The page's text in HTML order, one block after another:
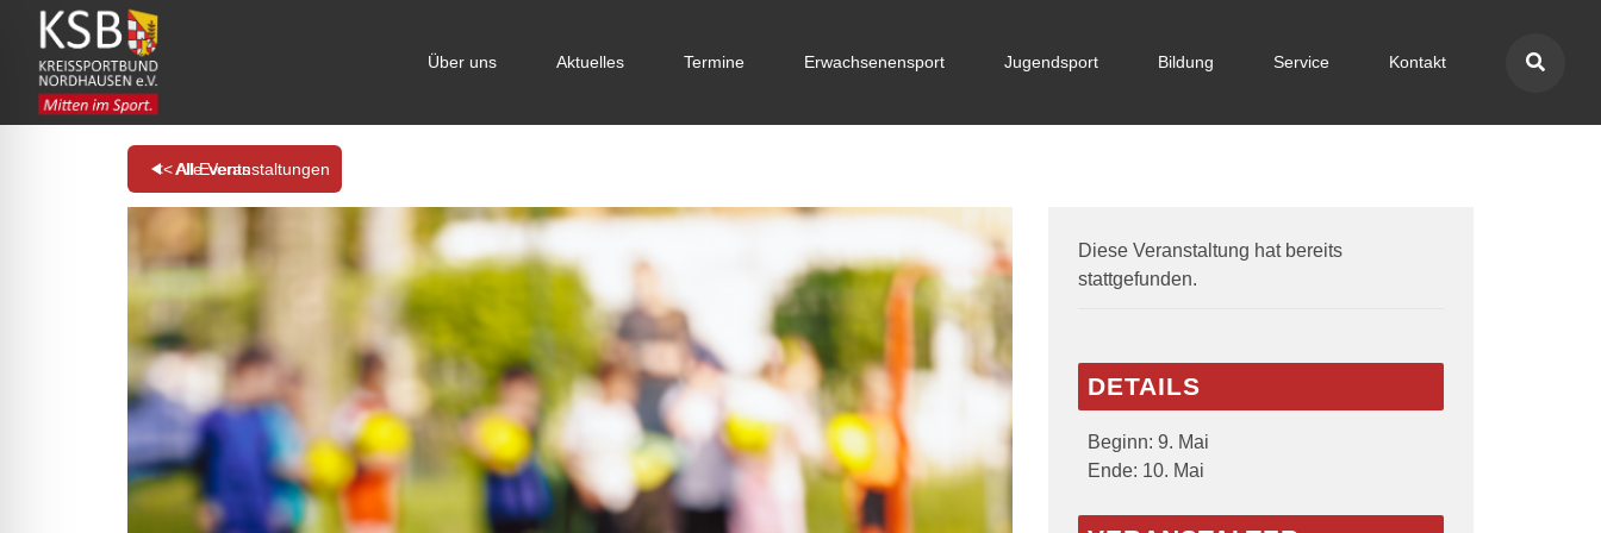
Über uns Aktuelles Termine Erwachsenensport Jugendsport Bildung Service Kontakt
<< All Events
Diese Veranstaltung hat bereits
stattgefunden.
DETAILS
Beginn: 9. Mai
Ende: 10. Mai